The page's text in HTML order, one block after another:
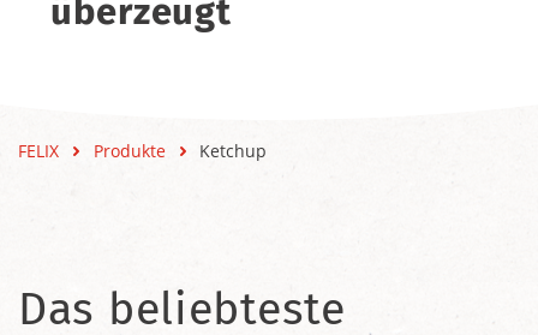
überzeugt
FELIX Produkte Ketchup
Das beliebteste